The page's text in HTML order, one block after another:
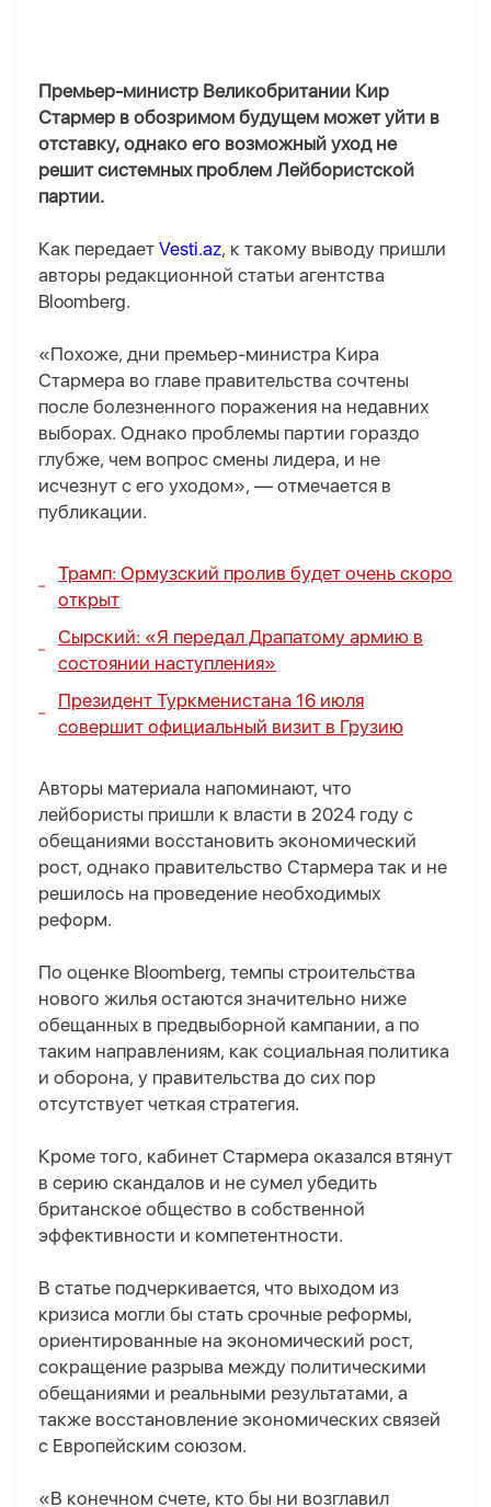
Премьер-министр Великобритании Кир
Стармер в обозримом будущем может уйти в
отставку, однако его возможный уход не
решит системных проблем Лейбористской
партии.
Как передает Vesti.az, к такому выводу пришли
авторы редакционной статьи агентства
Bloomberg.
«Похоже, дни премьер-министра Кира
Стармера во главе правительства сочтены
после болезненного поражения на недавних
выборах. Однако проблемы партии гораздо
глубже, чем вопрос смены лидера, и не
исчезнут с его уходом», — отмечается в
публикации.
Трамп: Ормузский пролив будет очень скоро
открыт
Сырский: «Я передал Драпатому армию в
состоянии наступления»
Президент Туркменистана 16 июля
совершит официальный визит в Грузию
Авторы материала напоминают, что
лейбористы пришли к власти в 2024 году с
обещаниями восстановить экономический
рост, однако правительство Стармера так и не
решилось на проведение необходимых
реформ.
По оценке Bloomberg, темпы строительства
нового жилья остаются значительно ниже
обещанных в предвыборной кампании, а по
таким направлениям, как социальная политика
и оборона, у правительства до сих пор
отсутствует четкая стратегия.
Кроме того, кабинет Стармера оказался втянут
в серию скандалов и не сумел убедить
британское общество в собственной
эффективности и компетентности.
В статье подчеркивается, что выходом из
кризиса могли бы стать срочные реформы,
ориентированные на экономический рост,
сокращение разрыва между политическими
обещаниями и реальными результатами, а
также восстановление экономических связей
с Европейским союзом.
«В конечном счете, кто бы ни возглавил